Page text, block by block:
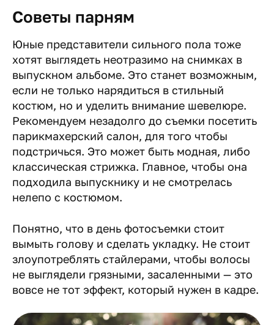
Советы парням
Юные представители сильного пола тоже
хотят выглядеть неотразимо на снимках в
выпускном альбоме. Это станет возможным,
если не только нарядиться в стильный
костюм, но и уделить внимание шевелюре.
Рекомендуем незадолго до съемки посетить
парикмахерский салон, для того чтобы
подстричься. Это может быть модная, либо
классическая стрижка. Главное, чтобы она
подходила выпускнику и не смотрелась
нелепо с костюмом.
Понятно, что в день фотосъемки стоит
вымыть голову и сделать укладку. Не стоит
злоупотреблять стайлерами, чтобы волосы
не выглядели грязными, засаленными — это
вовсе не тот эффект, который нужен в кадре.